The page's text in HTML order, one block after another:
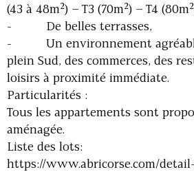
(43 à 48m²) – T3 (70m²) – T4
- De belles terrasses,
- Un environnement
plein Sud, des commerces, des
loisirs à proximité immédiate.
Particularités :
Tous les appartements sont
aménagée.
Liste des lots:
https://www.abricorse.com/